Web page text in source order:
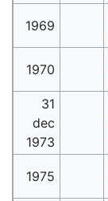
1969
1970
31
dec
1973
1975